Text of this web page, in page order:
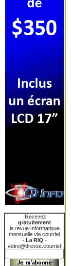
Recevez
gratuitement
la revue Informatique
mensuelle via courriel
- La RIQ -
votre@dresse.courriel